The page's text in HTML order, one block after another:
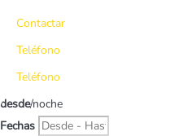
Contactar
Teléfono
Teléfono
desde/noche
Fechas